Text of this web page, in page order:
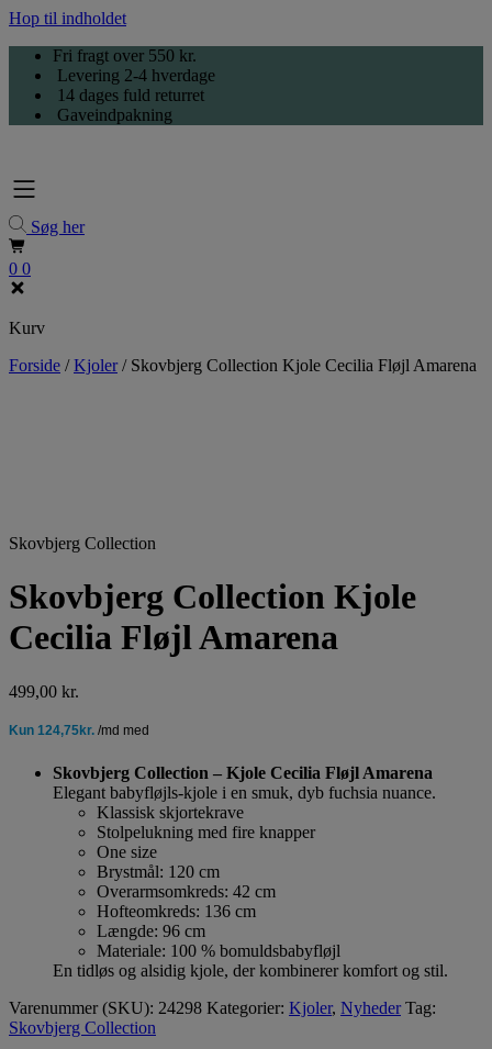
Hop til indholdet
Fri fragt over 550 kr.
Levering 2-4 hverdage
14 dages fuld returret
Gaveindpakning
Søg her
0 0
Kurv
Forside /Kjoler / Skovbjerg Collection Kjole Cecilia Fløjl Amarena
Skovbjerg Collection
Skovbjerg Collection Kjole
Cecilia Fløjl Amarena
499,00 kr.
Skovbjerg Collection – Kjole Cecilia Fløjl Amarena
Elegant babyfløjls-kjole i en smuk, dyb fuchsia nuance.
Klassisk skjortekrave
Stolpelukning med fire knapper
One size
Brystmål: 120 cm
Overarmsomkreds: 42 cm
Hofteomkreds: 136 cm
Længde: 96 cm
Materiale: 100 % bomuldsbabyfløjl
En tidløs og alsidig kjole, der kombinerer komfort og stil.
Varenummer (SKU): 24298 Kategorier: Kjoler, Nyheder Tag:
Skovbjerg Collection